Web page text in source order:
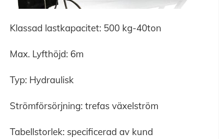
Klassad lastkapacitet: 500 kg-40ton
Max. Lyfthöjd: 6m
Typ: Hydraulisk
Strömförsörjning: trefas växelström
Tabellstorlek: specificerad av kund